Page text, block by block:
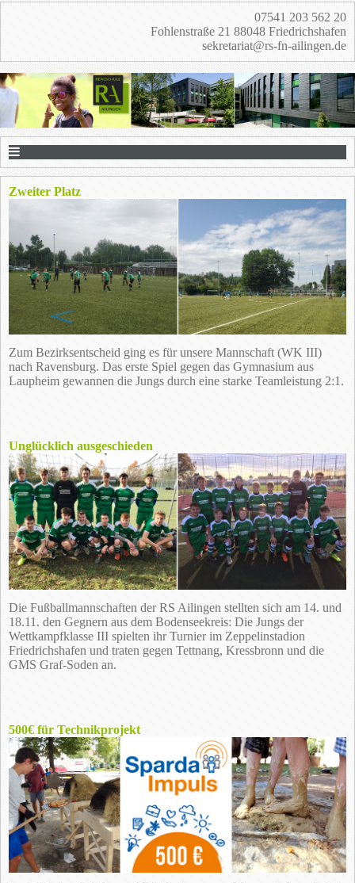
07541 203 562 20
Fohlenstraße 21 88048 Friedrichshafen
sekretariat@rs-fn-ailingen.de
Zweiter Platz
Zum Bezirksentscheid ging es für unsere Mannschaft (WK III)
nach Ravensburg. Das erste Spiel gegen das Gymnasium aus
Laupheim gewannen die Jungs durch eine starke Teamleistung 2:1.
Unglücklich ausgeschieden
Die Fußballmannschaften der RS Ailingen stellten sich am 14. und
18.11. den Gegnern aus dem Bodenseekreis: Die Jungs der
Wettkampfklasse III spielten ihr Turnier im Zeppelinstadion
Friedrichshafen und traten gegen Tettnang, Kressbronn und die
GMS Graf-Soden an.
500€ für Technikprojekt